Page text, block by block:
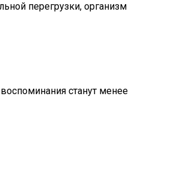
перегрузки, организм
станут менее